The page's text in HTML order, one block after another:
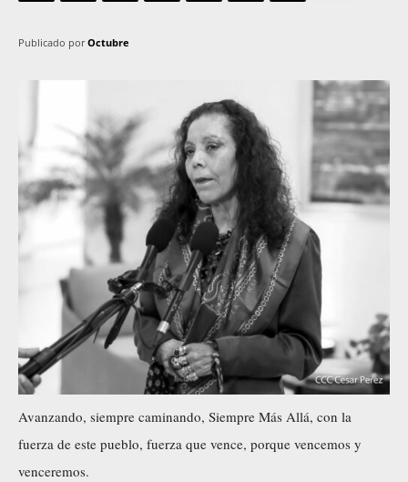
Publicado por Octubre
Avanzando, siempre caminando, Siempre Más Allá, con la
fuerza de este pueblo, fuerza que vence, porque vencemos y
venceremos.